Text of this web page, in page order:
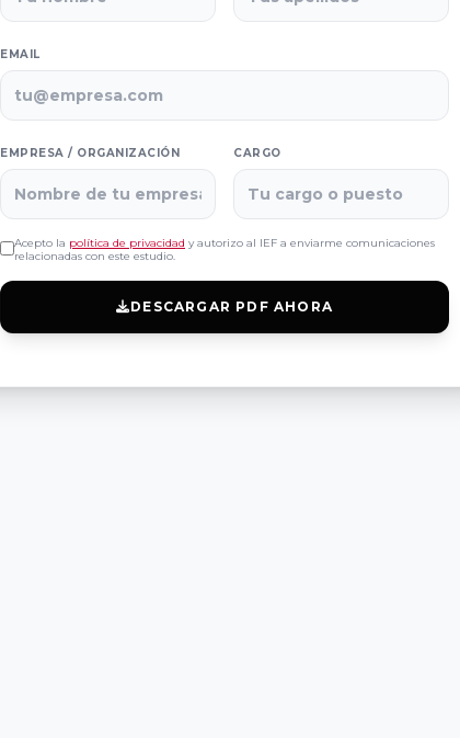
EMAIL
EMPRESA / ORGANIZACIÓN CARGO
Acepto la política de privacidad y autorizo al IEF a enviarme comunicaciones
relacionadas con este estudio.
DESCARGAR PDF AHORA